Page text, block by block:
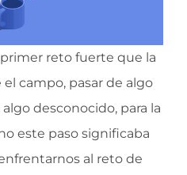
reto fuerte que la
campo, pasar de algo
desconocido, para la
este paso significaba
al reto de